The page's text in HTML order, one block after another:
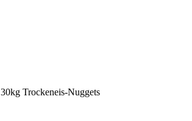
30kg Trockeneis-Nuggets